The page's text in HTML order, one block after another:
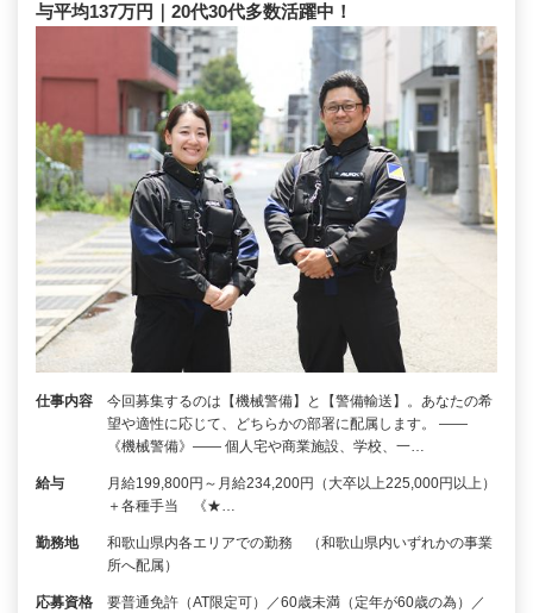
与平均137万円｜20代30代多数活躍中！
仕事内容
今回募集するのは【機械警備】と【警備輸送】。あなたの希
望や適性に応じて、どちらかの部署に配属します。 ――
《機械警備》―― 個人宅や商業施設、学校、一…
給与
月給199,800円～月給234,200円（大卒以上225,000円以上）
＋各種手当 《★…
勤務地
和歌山県内各エリアでの勤務 （和歌山県内いずれかの事業
所へ配属）
応募資格
要普通免許（AT限定可）／60歳未満（定年が60歳の為）／